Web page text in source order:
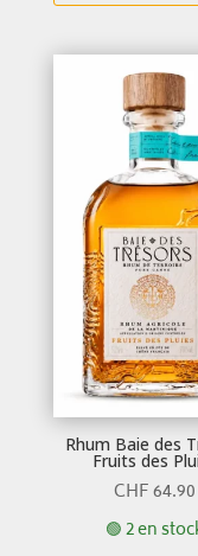
Rhum Baie des
Fruits des
CHF64.90
🟢 2 en